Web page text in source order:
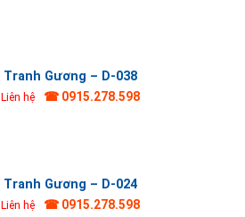
Tranh Gương – D-038
Liên hệ ☎ 0915.278.598
Tranh Gương – D-024
Liên hệ ☎ 0915.278.598